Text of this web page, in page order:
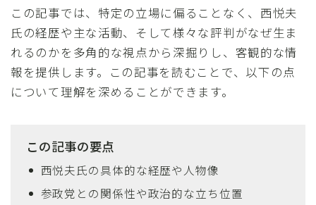
この記事では、特定の立場に偏ることなく、西悦夫
氏の経歴や主な活動、そして様々な評判がなぜ生ま
れるのかを多角的な視点から深掘りし、客観的な情
報を提供します。この記事を読むことで、以下の点
について理解を深めることができます。
この記事の要点
西悦夫氏の具体的な経歴や人物像
参政党との関係性や政治的な立ち位置